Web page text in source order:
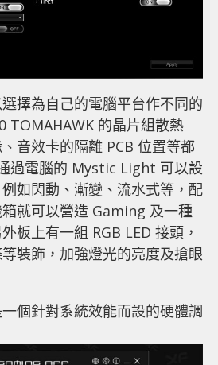
擇為自己的電腦平台作不同的
TOMAHAWK 的晶片組散熱
音效卡的隔離 PCB 位置等都
過電腦的 Mystic Light 可以設
如閃動、漸變、流水式等，配
就可以營造 Gaming 及一種
板上有一組 RGB LED 接頭，
裝飾，加強燈光的亮度及搶眼
個針對系統效能而設的硬體調